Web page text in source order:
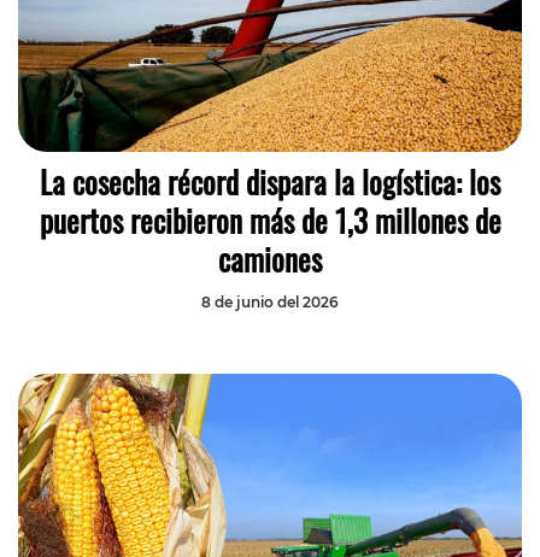
La cosecha récord dispara la logística: los
puertos recibieron más de 1,3 millones de
camiones
8 de junio del 2026